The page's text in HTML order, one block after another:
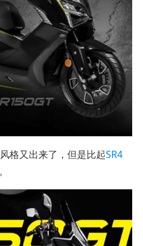
格又出来了，但是比起SR4